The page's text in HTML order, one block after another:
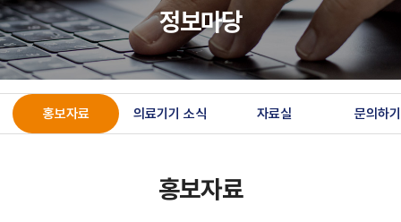
정보마당
홍보자료 의료기기 소식 자료실 문의하기
홍보자료